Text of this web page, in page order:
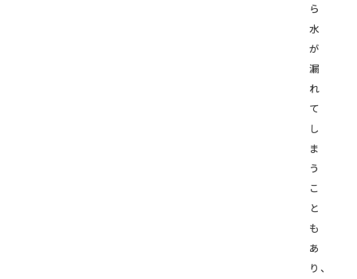
ら
水
が
漏
れ
て
し
ま
う
こ
と
も
あ
り、